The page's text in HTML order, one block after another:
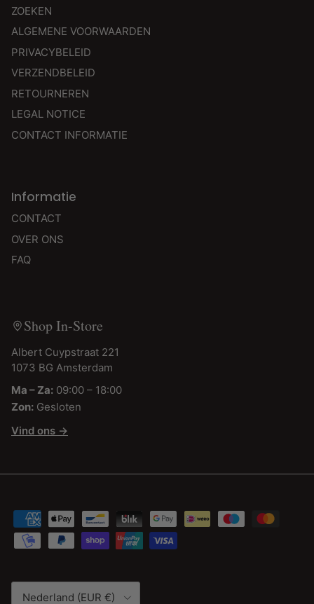
ZOEKEN
ALGEMENE VOORWAARDEN
PRIVACYBELEID
VERZENDBELEID
RETOURNEREN
LEGAL NOTICE
CONTACT INFORMATIE
Informatie
CONTACT
OVER ONS
FAQ
Shop In-Store
Albert Cuypstraat 221
1073 BG Amsterdam
Ma – Za: 09:00 – 18:00
Zon: Gesloten
Vind ons →
Land/Regio
Nederland (EUR €)